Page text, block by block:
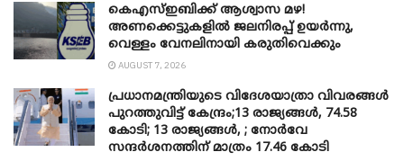
കെഎസ്ഇബിക്ക് ആശ്വാസ മഴ!
അണക്കെട്ടുകളിൽ ജലനിരപ്പ് ഉയർന്നു,
വെള്ളം വേനലിനായി കരുതിവെക്കും
AUGUST 7, 2026
പ്രധാനമന്ത്രിയുടെ വിദേശയാത്രാ വിവരങ്ങൾ
പുറത്തുവിട്ട് കേന്ദ്രം;13 രാജ്യങ്ങൾ, 74.58
കോടി; 13 രാജ്യങ്ങൾ, ; നോർവേ
സന്ദർശനത്തിന് മാത്രം 17.46 കോടി